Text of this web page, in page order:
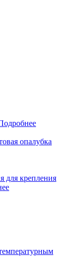
опалубка
для крепления